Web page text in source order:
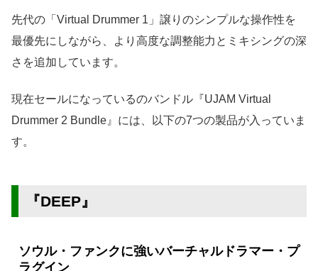
先代の「Virtual Drummer 1」譲りのシンプルな操作性を
最優先にしながら、より高度な調整能力とミキシングの深
さを追加しています。
現在セールになっているのバンドル『UJAM Virtual
Drummer 2 Bundle』には、以下の7つの製品が入っていま
す。
『DEEP』
ソウル・ファンクに強いバーチャルドラマー・プ
ラグイン